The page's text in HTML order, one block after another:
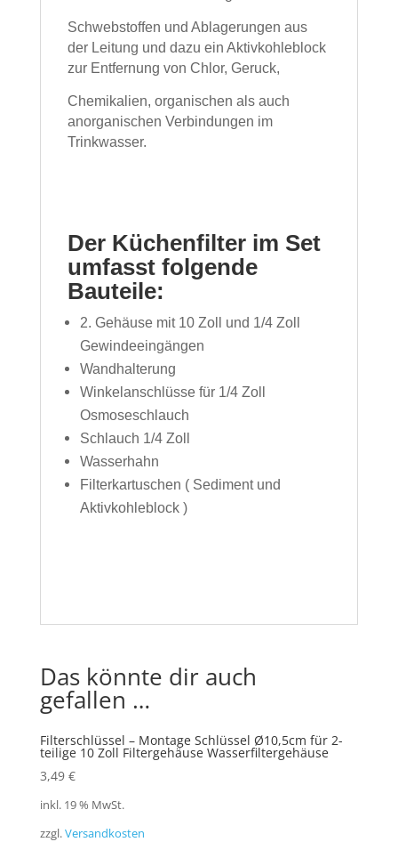
Schwebstoffen und Ablagerungen aus
der Leitung und dazu ein Aktivkohleblock
zur Entfernung von Chlor, Geruck,
Chemikalien, organischen als auch
anorganischen Verbindungen im
Trinkwasser.
Der Küchenfilter im Set
umfasst folgende
Bauteile:
2. Gehäuse mit 10 Zoll und 1/4 Zoll
Gewindeeingängen
Wandhalterung
Winkelanschlüsse für 1/4 Zoll
Osmoseschlauch
Schlauch 1/4 Zoll
Wasserhahn
Filterkartuschen ( Sediment und
Aktivkohleblock )
Das könnte dir auch
gefallen …
Filterschlüssel – Montage Schlüssel Ø10,5cm für 2-
teilige 10 Zoll Filtergehäuse Wasserfiltergehäuse
3,49 €
inkl. 19 % MwSt.
zzgl.Versandkosten